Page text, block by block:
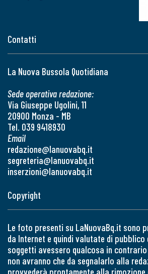
Contatti
La Nuova Bussola Quotidiana
Sede operativa redazione:
Via Giuseppe Ugolini, 11
20900 Monza - MB
Tel. 039 9418930
Email
redazione@lanuovabq.it
segreteria@lanuovabq.it
inserzioni@lanuovabq.it
Copyright
Le foto presenti su LaNuovaBq.it sono
da Internet e quindi valutate di pubblico
soggetti avessero qualcosa in
non avranno che da segnalarlo alla